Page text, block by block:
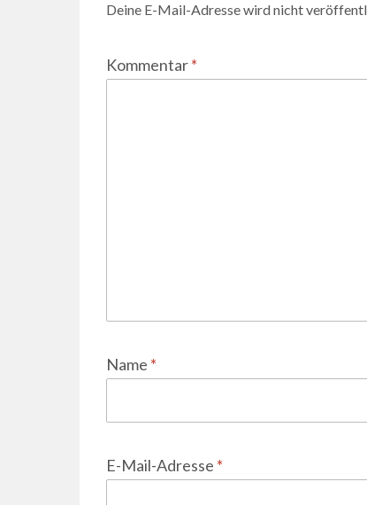
Deine E-Mail-Adresse wird nicht
Kommentar*
Name *
E-Mail-Adresse *